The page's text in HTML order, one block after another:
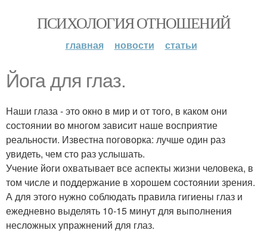
ПСИХОЛОГИЯ ОТНОШЕНИЙ
главная новости статьи
Йога для глаз.
Наши глаза - это окно в мир и от того, в каком они
состоянии во многом зависит наше восприятие
реальности. Известна поговорка: лучше один раз
увидеть, чем сто раз услышать.
Учение йоги охватывает все аспекты жизни человека, в
том числе и поддержание в хорошем состоянии зрения.
А для этого нужно соблюдать правила гигиены глаз и
ежедневно выделять 10-15 минут для выполнения
несложных упражнений для глаз.